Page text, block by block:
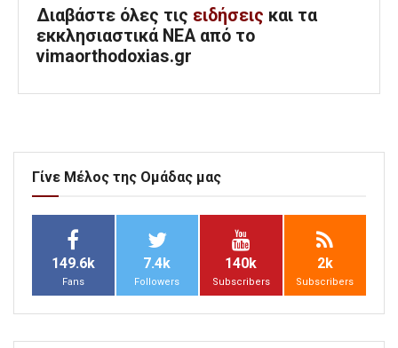
Διαβάστε όλες τις ειδήσεις και τα
εκκλησιαστικά ΝΕΑ από το
vimaorthodoxias.gr
Γίνε Μέλος της Ομάδας μας
149.6k
Fans
7.4k
Followers
140k
Subscribers
2k
Subscribers